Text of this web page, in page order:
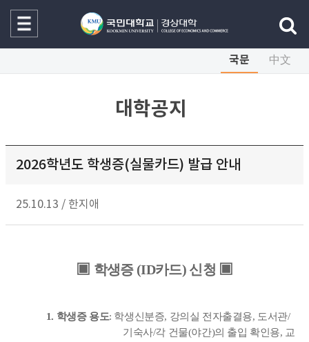
국문 中文
대학공지
2026학년도 학생증(실물카드) 발급 안내
25.10.13 / 한지애
▣ 학생증 (ID카드) 신청 ▣
1. 학생증 용도: 학생신분증, 강의실 전자출결용, 도서관/
기숙사/각 건물(야간)의 출입 확인용, 교